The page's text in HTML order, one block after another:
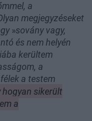
a
megjegyzéseket
»sovány vagy,
és nem helyén
kerültem
a
a testem
hogyan sikerült
a